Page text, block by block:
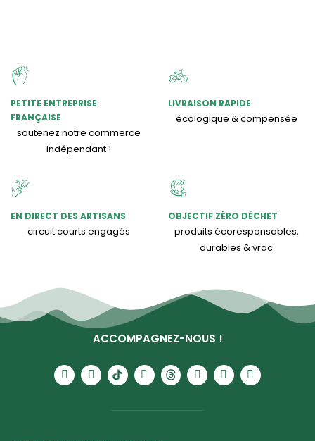
PETITE ENTREPRISE
FRANÇAISE
soutenez notre commerce
indépendant !
LIVRAISON RAPIDE
écologique & compensée
EN DIRECT DES ARTISANS
circuit courts engagés
OBJECTIF ZÉRO DÉCHET
produits écoresponsables,
durables & vrac
ACCOMPAGNEZ-NOUS !